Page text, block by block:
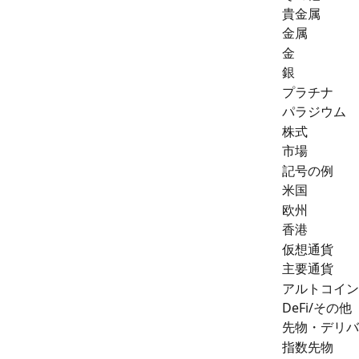
貴金属
金属
金
銀
プラチナ
パラジウム
株式
市場
記号の例
米国
欧州
香港
仮想通貨
主要通貨
アルトコイン
DeFi/その他
先物・デリ
指数先物